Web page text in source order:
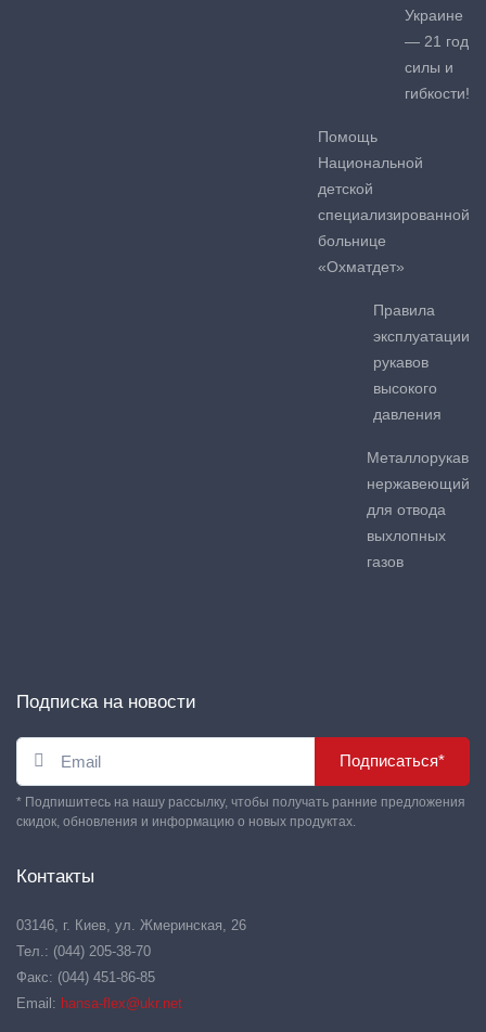
Украине
— 21 год
силы и
гибкости!
Помощь
Национальной
детской
специализированной
больнице
«Охматдет»
Правила
эксплуатации
рукавов
высокого
давления
Металлорукав
нержавеющий
для отвода
выхлопных
газов
Подписка на новости
Подписаться*
* Подпишитесь на нашу рассылку, чтобы получать ранние предложения
скидок, обновления и информацию о новых продуктах.
Контакты
03146, г. Киев, ул. Жмеринская, 26
Тел.: (044) 205-38-70
Факс: (044) 451-86-85
Email: hansa-flex@ukr.net